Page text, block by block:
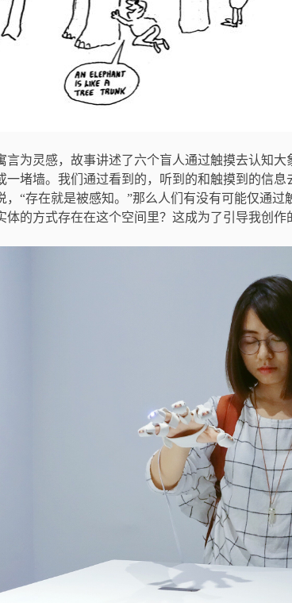
言为灵感，故事讲述了六个盲人通过触摸去认知
一堵墙。我们通过看到的，听到的和触摸到的信
，“存在就是被感知。”那么人们有没有可能仅通
体的方式存在在这个空间里？这成为了引导我创作